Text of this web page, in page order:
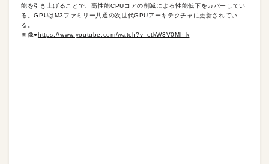
能を引き上げることで、高性能CPUコアの削減による性能低下をカバーしてい
る。GPUはM3ファミリー共通の次世代GPUアーキテクチャに更新されてい
る。
画像●https://www.youtube.com/watch?v=ctkW3V0Mh-k